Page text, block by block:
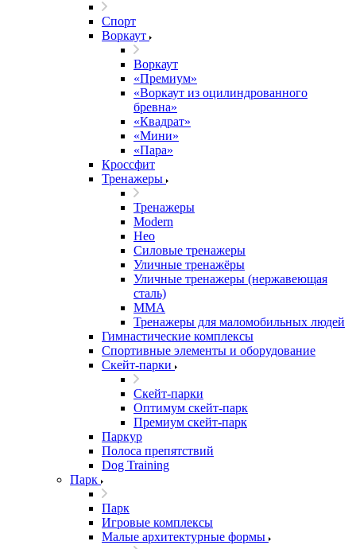
Спорт
Воркаут
Воркаут
«Премиум»
«Воркаут из оцилиндрованного
бревна»
«Квадрат»
«Мини»
«Пара»
Кроссфит
Тренажеры
Тренажеры
Modern
Нео
Силовые тренажеры
Уличные тренажёры
Уличные тренажеры (нержавеющая
сталь)
ММА
Тренажеры для маломобильных людей
Гимнастические комплексы
Спортивные элементы и оборудование
Скейт-парки
Скейт-парки
Оптимум скейт-парк
Премиум скейт-парк
Паркур
Полоса препятствий
Dog Training
Парк
Парк
Игровые комплексы
Малые архитектурные формы